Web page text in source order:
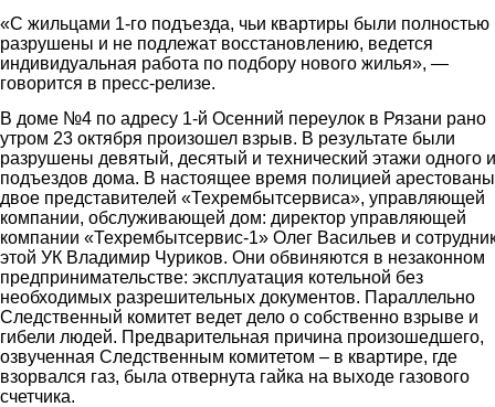
«С жильцами 1-го подъезда, чьи квартиры были полностью
разрушены и не подлежат восстановлению, ведется
индивидуальная работа по подбору нового жилья», —
говорится в пресс-релизе.
В доме №4 по адресу 1-й Осенний переулок в Рязани рано
утром 23 октября произошел взрыв. В результате были
разрушены девятый, десятый и технический этажи одного
подъездов дома. В настоящее время полицией арестованы
двое представителей «Техрембытсервиса», управляющей
компании, обслуживающей дом: директор управляющей
компании «Техрембытсервис-1» Олег Васильев и
этой УК Владимир Чуриков. Они обвиняются в незаконном
предпринимательстве: эксплуатация котельной без
необходимых разрешительных документов. Параллельно
Следственный комитет ведет дело о собственно взрыве и
гибели людей. Предварительная причина произошедшего,
озвученная Следственным комитетом – в квартире, где
взорвался газ, была отвернута гайка на выходе газового
счетчика.